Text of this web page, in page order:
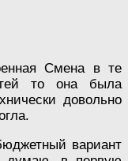
Смена в те
то она была
довольно
вариант